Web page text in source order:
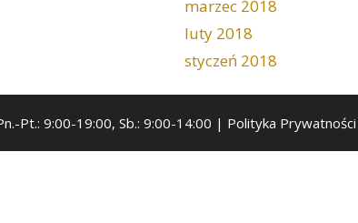
marzec 2018
luty 2018
styczeń 2018
Pt.: 9:00-19:00, Sb.: 9:00-14:00 | Polityka Prywatności